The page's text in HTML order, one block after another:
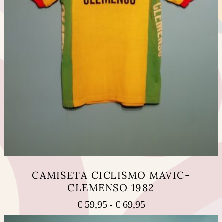
CAMISETA CICLISMO MAVIC-
CLEMENSO 1982
€59,95 - €69,95Rango
de